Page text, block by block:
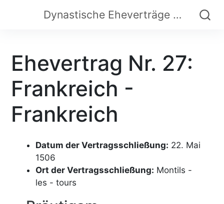
Dynastische Eheverträge der Frühen Neuzeit
Ehevertrag Nr. 27:
Frankreich -
Frankreich
Datum der Vertragsschließung: 22. Mai
1506
Ort der Vertragsschließung: Montils -
les - tours